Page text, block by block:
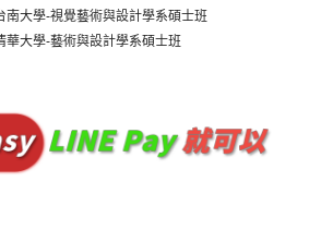
南大學-視覺藝術與設計學系碩士班
華大學-藝術與設計學系碩士班